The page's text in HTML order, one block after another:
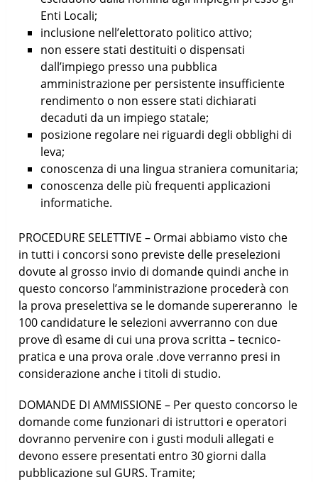
Enti Locali;
inclusione nell’elettorato politico attivo;
non essere stati destituiti o dispensati
dall’impiego presso una pubblica
amministrazione per persistente insufficiente
rendimento o non essere stati dichiarati
decaduti da un impiego statale;
posizione regolare nei riguardi degli obblighi di
leva;
conoscenza di una lingua straniera comunitaria;
conoscenza delle più frequenti applicazioni
informatiche.
PROCEDURE SELETTIVE – Ormai abbiamo visto che
in tutti i concorsi sono previste delle preselezioni
dovute al grosso invio di domande quindi anche in
questo concorso l’amministrazione procederà con
la prova preselettiva se le domande supereranno le
100 candidature le selezioni avverranno con due
prove dì esame di cui una prova scritta – tecnico-
pratica e una prova orale .dove verranno presi in
considerazione anche i titoli di studio.
DOMANDE DI AMMISSIONE – Per questo concorso le
domande come funzionari di istruttori e operatori
dovranno pervenire con i gusti moduli allegati e
devono essere presentati entro 30 giorni dalla
pubblicazione sul GURS. Tramite;